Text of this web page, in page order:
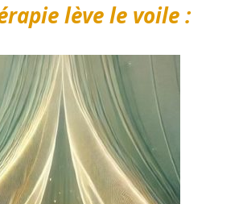
lève le voile :